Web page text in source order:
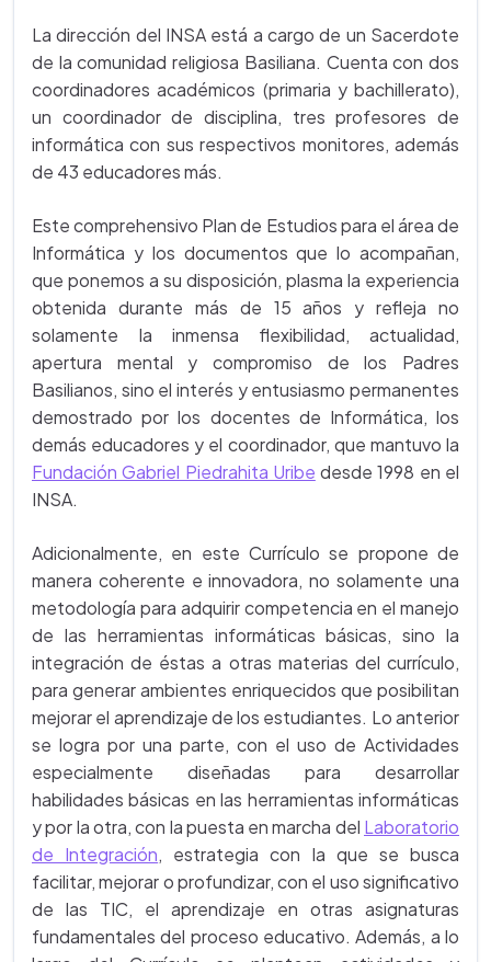
La dirección del INSA está a cargo de un Sacerdote
de la comunidad religiosa Basiliana. Cuenta con dos
coordinadores académicos (primaria y bachillerato),
un coordinador de disciplina, tres profesores de
informática con sus respectivos monitores, además
de 43 educadores más.
Este comprehensivo Plan de Estudios para el área de
Informática y los documentos que lo acompañan,
que ponemos a su disposición, plasma la experiencia
obtenida durante más de 15 años y refleja no
solamente la inmensa flexibilidad, actualidad,
apertura mental y compromiso de los Padres
Basilianos, sino el interés y entusiasmo permanentes
demostrado por los docentes de Informática, los
demás educadores y el coordinador, que mantuvo la
Fundación Gabriel Piedrahita Uribe desde 1998 en el
INSA.
Adicionalmente, en este Currículo se propone de
manera coherente e innovadora, no solamente una
metodología para adquirir competencia en el manejo
de las herramientas informáticas básicas, sino la
integración de éstas a otras materias del currículo,
para generar ambientes enriquecidos que posibilitan
mejorar el aprendizaje de los estudiantes. Lo anterior
se logra por una parte, con el uso de Actividades
especialmente diseñadas para desarrollar
habilidades básicas en las herramientas informáticas
y por la otra, con la puesta en marcha del Laboratorio
de Integración, estrategia con la que se busca
facilitar, mejorar o profundizar, con el uso significativo
de las TIC, el aprendizaje en otras asignaturas
fundamentales del proceso educativo. Además, a lo